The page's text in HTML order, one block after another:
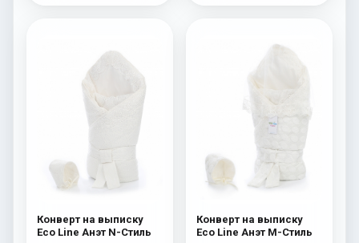
Конверт на выписку
Eco Line Анэт N-Стиль
Конверт на выписку
Eco Line Анэт M-Стиль